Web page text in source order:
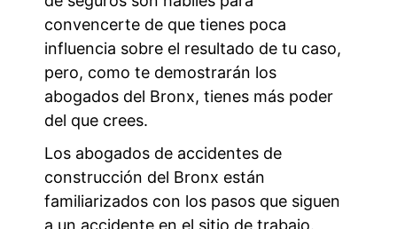
convencerte de que tienes poca
influencia sobre el resultado de tu caso,
pero, como te demostrarán los
abogados del Bronx, tienes más poder
del que crees.
Los abogados de accidentes de
construcción del Bronx están
familiarizados con los pasos que siguen
a un accidente en el sitio de trabajo.